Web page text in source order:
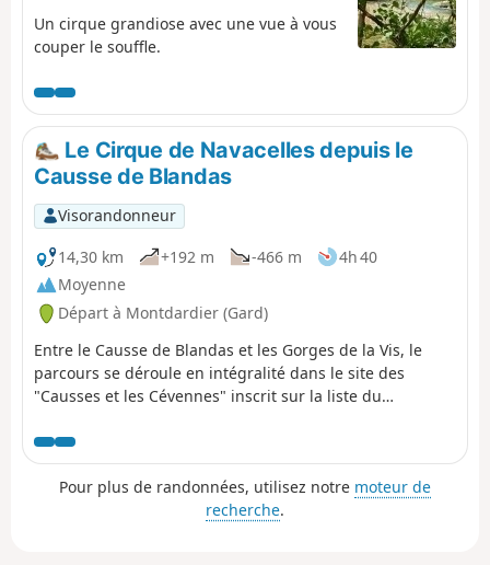
Un cirque grandiose avec une vue à vous
couper le souffle.
Le Cirque de Navacelles depuis le
Causse de Blandas
Visorandonneur
14,30 km
+192 m -466 m
4h 40
Moyenne
Départ à Montdardier (Gard)
Entre le Causse de Blandas et les Gorges de la Vis, le
parcours se déroule en intégralité dans le site des
"Causses et les Cévennes" inscrit sur la liste du
Languedoc à l'Aubrac, empruntée par les brebis pour
rejoindre les estives de l'Aigoual, prenez le temps
d'observer l'univers si particulier du Causse. Pour clore la
journée, profitez des vues spectaculaires sur les Gorges
Pour plus de randonnées, utilisez notre moteur de
recherche.